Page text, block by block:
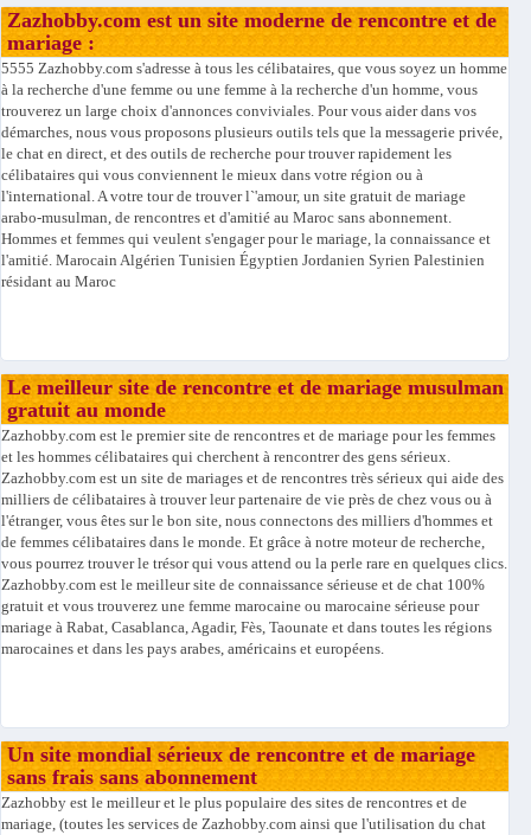
Zazhobby.com est un site moderne de rencontre et de
mariage :
5555 Zazhobby.com s'adresse à tous les célibataires, que vous soyez un homme
à la recherche d'une femme ou une femme à la recherche d'un homme, vous
trouverez un large choix d'annonces conviviales. Pour vous aider dans vos
démarches, nous vous proposons plusieurs outils tels que la messagerie privée,
le chat en direct, et des outils de recherche pour trouver rapidement les
célibataires qui vous conviennent le mieux dans votre région ou à
l'international. A votre tour de trouver l`'amour, un site gratuit de mariage
arabo-musulman, de rencontres et d'amitié au Maroc sans abonnement.
Hommes et femmes qui veulent s'engager pour le mariage, la connaissance et
l'amitié. Marocain Algérien Tunisien Égyptien Jordanien Syrien Palestinien
résidant au Maroc
Le meilleur site de rencontre et de mariage musulman
gratuit au monde
Zazhobby.com est le premier site de rencontres et de mariage pour les femmes
et les hommes célibataires qui cherchent à rencontrer des gens sérieux.
Zazhobby.com est un site de mariages et de rencontres très sérieux qui aide des
milliers de célibataires à trouver leur partenaire de vie près de chez vous ou à
l'étranger, vous êtes sur le bon site, nous connectons des milliers d'hommes et
de femmes célibataires dans le monde. Et grâce à notre moteur de recherche,
vous pourrez trouver le trésor qui vous attend ou la perle rare en quelques clics.
Zazhobby.com est le meilleur site de connaissance sérieuse et de chat 100%
gratuit et vous trouverez une femme marocaine ou marocaine sérieuse pour
mariage à Rabat, Casablanca, Agadir, Fès, Taounate et dans toutes les régions
marocaines et dans les pays arabes, américains et européens.
Un site mondial sérieux de rencontre et de mariage
sans frais sans abonnement
Zazhobby est le meilleur et le plus populaire des sites de rencontres et de
mariage, (toutes les services de Zazhobby.com ainsi que l'utilisation du chat